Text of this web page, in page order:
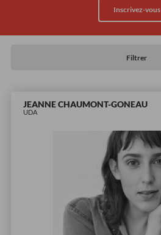
Inscrivez-vous
Filtrer
JEANNE CHAUMONT-GONEAU
UDA